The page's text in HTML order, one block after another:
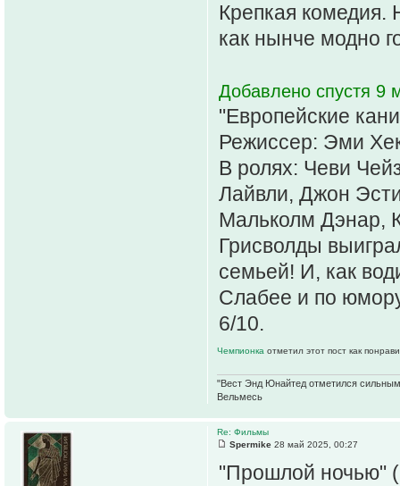
Крепкая комедия.
как нынче модно
Добавлено спустя 9
"Европейские
Режиссер: Эми
В ролях: Чеви
Лайвли, Джон
Мальколм Дэнар,
Грисволды
семьей! И, как
Слабее и по
6/10.
Чемпионка отметил этот пост как
"Вест Энд Юнайтед отметился сильным
Вельмесь
Re: Фильмы
Spermike 28 май 2025, 00:27
"Прошлой ночью"